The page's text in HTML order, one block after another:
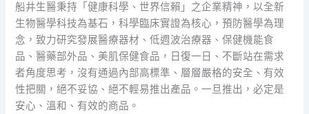
船井生醫秉持「健康科學、世界信賴」之企業精神，以全新
生物醫學科技為基石，科學臨床實證為核心，預防醫學為理
念，致力研究發展醫療器材、低週波治療器、保健機能食
品、醫藥部外品、美肌保健食品，日復一日、不斷站在需求
者角度思考，沒有通過內部高標準、層層嚴格的安全、有效
性把關，絕不妥協、絕不輕易推出產品。一旦推出，必定是
安心、溫和、有效的商品。